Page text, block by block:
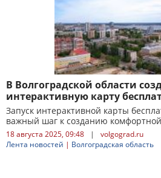
В Волгоградской области
интерактивную карту
Запуск интерактивной карты
важный шаг к созданию
18 августа 2025, 09:48 |
volgograd.ru
Лента новостей | Волгоградская область